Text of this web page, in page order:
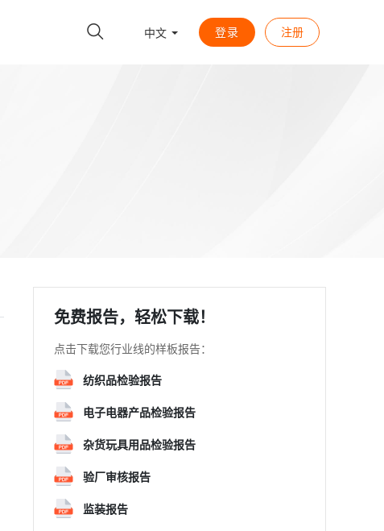
中文 登录 注册
免费报告，轻松下载！
点击下载您行业线的样板报告：
纺织品检验报告
电子电器产品检验报告
杂货玩具用品检验报告
验厂审核报告
监装报告